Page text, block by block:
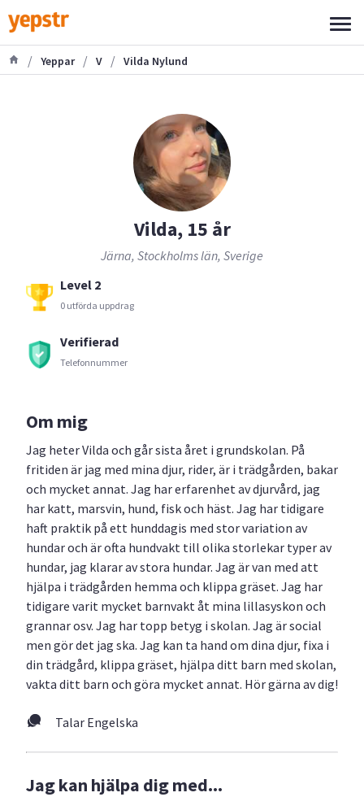
/ Yeppar / V / Vilda Nylund
Vilda, 15 år
Järna, Stockholms län, Sverige
Level 2
0 utförda uppdrag
Verifierad
Telefonnummer
Om mig
Jag heter Vilda och går sista året i grundskolan. På
fritiden är jag med mina djur, rider, är i trädgården, bakar
och mycket annat. Jag har erfarenhet av djurvård, jag
har katt, marsvin, hund, fisk och häst. Jag har tidigare
haft praktik på ett hunddagis med stor variation av
hundar och är ofta hundvakt till olika storlekar typer av
hundar, jag klarar av stora hundar. Jag är van med att
hjälpa i trädgården hemma och klippa gräset. Jag har
tidigare varit mycket barnvakt åt mina lillasyskon och
grannar osv. Jag har topp betyg i skolan. Jag är social
men gör det jag ska. Jag kan ta hand om dina djur, fixa i
din trädgård, klippa gräset, hjälpa ditt barn med skolan,
vakta ditt barn och göra mycket annat. Hör gärna av dig!
Talar Engelska
Jag kan hjälpa dig med...